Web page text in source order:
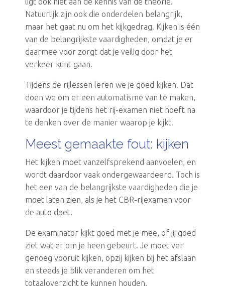
Natuurlijk zijn ook die onderdelen belangrijk,
maar het gaat nu om het kijkgedrag. Kijken is één
van de belangrijkste vaardigheden, omdat je er
daarmee voor zorgt dat je veilig door het
verkeer kunt gaan.
Tijdens de rijlessen leren we je goed kijken. Dat
doen we om er een automatisme van te maken,
waardoor je tijdens het rij-examen niet hoeft na
te denken over de manier waarop je kijkt.
Meest gemaakte fout: kijken
Het kijken moet vanzelfsprekend aanvoelen, en
wordt daardoor vaak ondergewaardeerd. Toch is
het een van de belangrijkste vaardigheden die je
moet laten zien, als je het CBR-rijexamen voor
de auto doet.
De examinator kijkt goed met je mee, of jij goed
ziet wat er om je heen gebeurt. Je moet ver
genoeg vooruit kijken, opzij kijken bij het afslaan
en steeds je blik veranderen om het
totaaloverzicht te kunnen houden.